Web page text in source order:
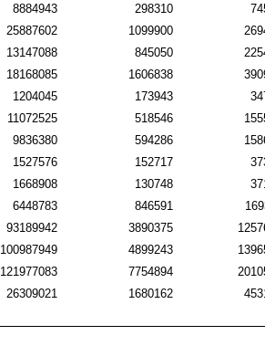
8884943 298310
25887602 1099900
13147088 845050
18168085 1606838
1204045 173943
11072525 518546
9836380 594286
1527576 152717
1668908 130748
6448783 846591
93189942 3890375
100987949 4899243
121977083 7754894
26309021 1680162